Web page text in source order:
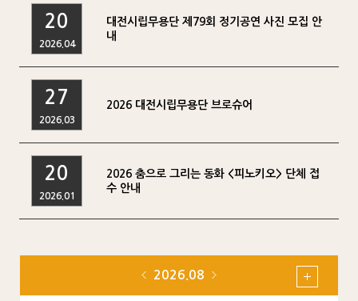
2026.04
20
대전시립무용단 제79회 정기공연 사진 모집 안
내
2026.03
27 2026 대전시립무용단 브로슈어
2026.01
20
2026 춤으로 그리는 동화 <피노키오> 단체 접
수 안내
2026.08